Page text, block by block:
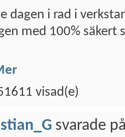
dagen i rad i
med 100% säkert
visad(e)
svarade